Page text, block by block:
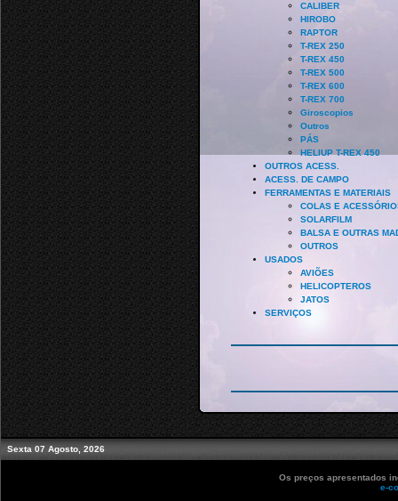
CALIBER
HIROBO
RAPTOR
T-REX 250
T-REX 450
T-REX 500
T-REX 600
T-REX 700
Giroscopios
Outros
PÁS
HELIUP T-REX 450
OUTROS ACESS.
ACESS. DE CAMPO
FERRAMENTAS E MATERIAIS
COLAS E
SOLARFILM
BALSA E OUTRAS
OUTROS
USADOS
AVIÕES
HELICOPTEROS
JATOS
SERVIÇOS
Sexta 07 Agosto, 2026
Os preços apresentados
e-